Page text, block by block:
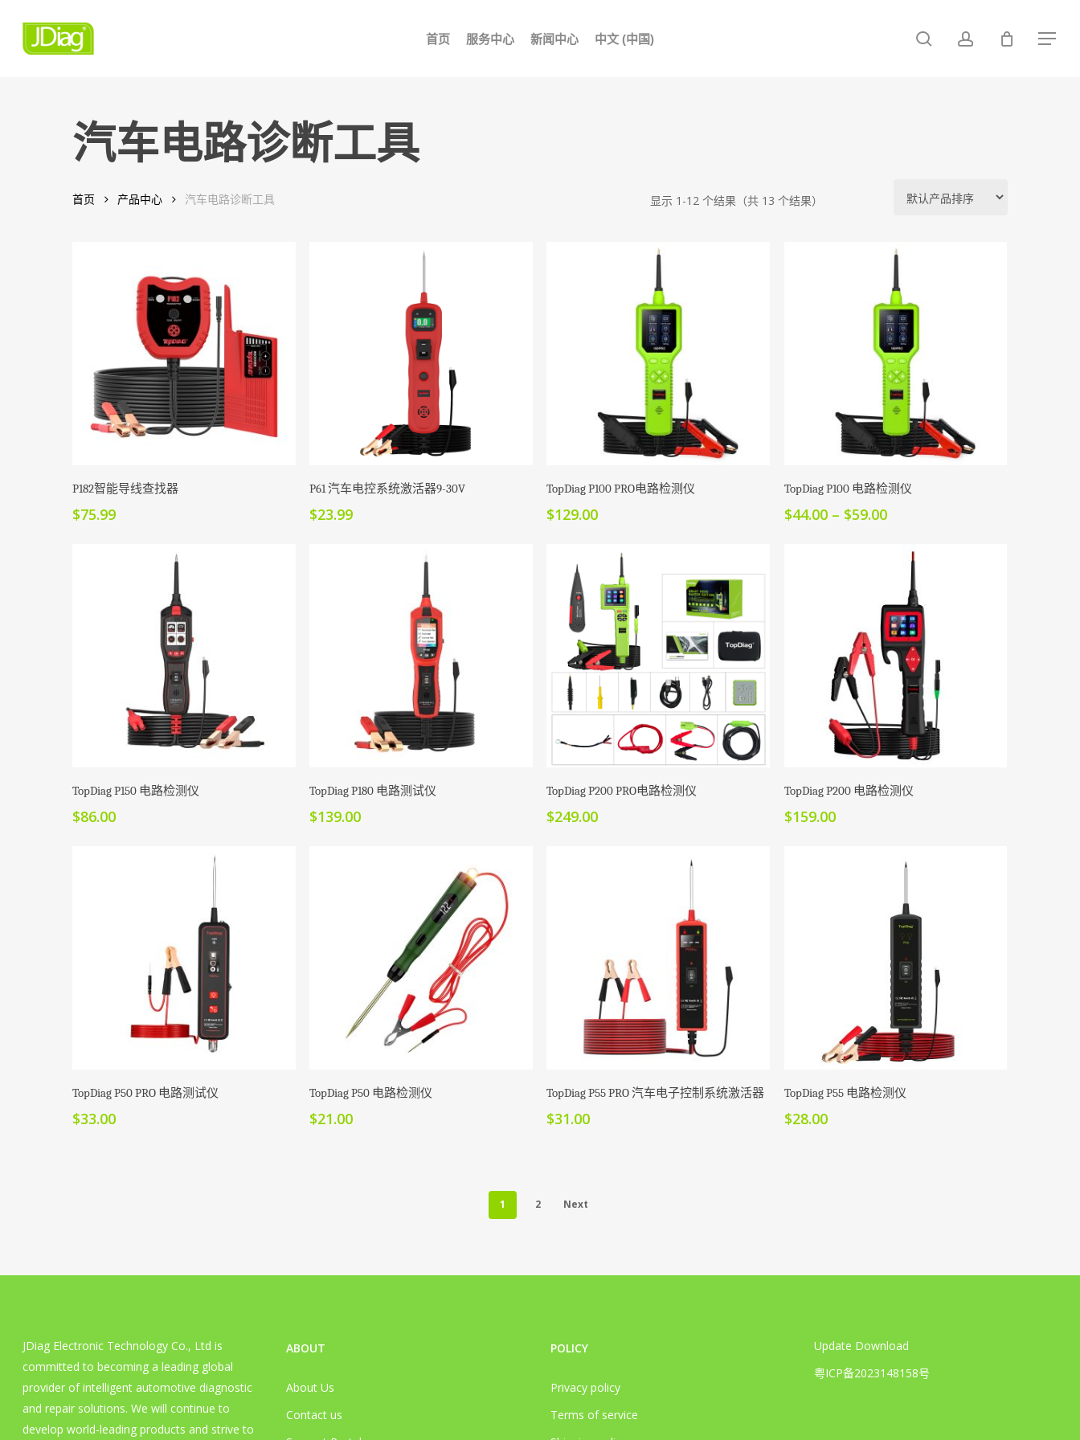
main
Hit enter to search or ESC to close
首页 服务中心 新闻中心 中文 (中国) search account Menu
汽车电路诊断工具
显示 1-12 个结果（共 13 个结果）
首页 产品中心 汽车电路诊断工具
加入购物车
P182智能导线查找器
$75.99
加入购物车
P61 汽车电控系统激活器9-30V
$23.99
加入购物车
TopDiag P100 PRO电路检测仪
$129.00
选择选项
本
TopDiag P100 电路检测仪
$44.00 – $59.00价
围：
$44.00
至
$59.00
加入购物车
TopDiag P150 电路检测仪
$86.00
加入购物车
TopDiag P180 电路测试仪
$139.00
加入购物车
TopDiag P200 PRO电路检测仪
$249.00
加入购物车
TopDiag P200 电路检测仪
$159.00
加入购物车
TopDiag P50 PRO 电路测试仪
$33.00
加入购物车
TopDiag P50 电路检测仪
$21.00
加入购物车
TopDiag P55 PRO 汽车电子控制系统激活器
$31.00
加入购物车
TopDiag P55 电路检测仪
$28.00
1 2 Next
JDiag Electronic Technology Co., Ltd is
committed to becoming a leading global
provider of intelligent automotive diagnostic
and repair solutions. We will continue to
develop world-leading products and strive to
ABOUT
About Us
Contact us
POLICY
Privacy policy
Terms of service
Update Download
粤ICP备2023148158号